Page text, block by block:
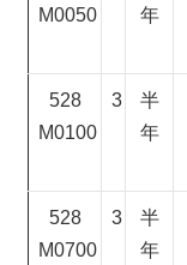
M0050
年
528
M0100
3
半
年
528
M0700
3
半
年